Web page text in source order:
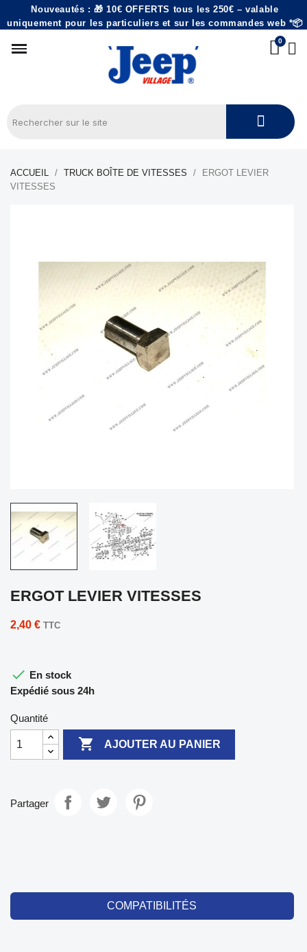
Nouveautés : 🎁 10€ OFFERTS tous les 250€ – valable
uniquement pour les particuliers et sur les commandes web *📦
ACCUEIL TRUCK BOÎTE DE VITESSES
ERGOT LEVIER
VITESSES
ERGOT LEVIER VITESSES
2,40 € TTC
 En stock
Expédié sous 24h
Quantité
 AJOUTER AU PANIER
Partager
COMPATIBILITÉS